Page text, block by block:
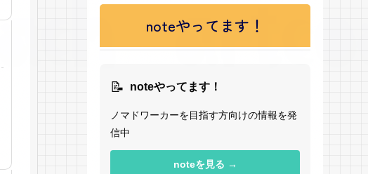
noteやってます！
📝 noteやってます！
ノマドワーカーを目指す方向けの情報を発
信中
noteを見る →